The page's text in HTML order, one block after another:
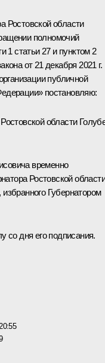
Ростовской области
полномочий
1 статьи 27 и пунктом 2
от 21 декабря 2021 г.
публичной
постановляю:
области
временно
Ростовской области
Губернатором
со дня его подписания.